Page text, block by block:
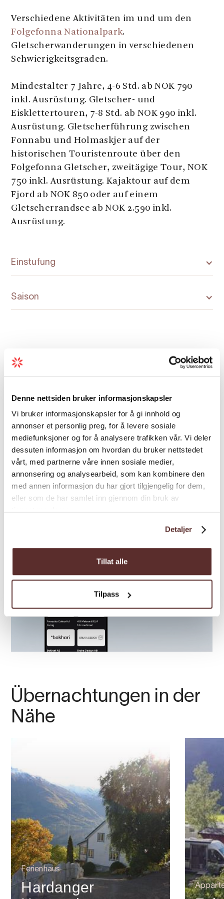
Denne nettsiden bruker informasjonskapsler
Vi bruker informasjonskapsler for å gi innhold og
annonser et personlig preg, for å levere sosiale
mediefunksjoner og for å analysere trafikken vår. Vi deler
dessuten informasjon om hvordan du bruker nettstedet
vårt, med partnerne våre innen sosiale medier,
annonsering og analysearbeid, som kan kombinere den
med annen informasjon du har gjort tilgjengelig for dem,
eller som de har samlet inn gjennom din bruk av
Detaljer
Tillat alle
Tilpass
Verschiedene Aktivitäten im und um den
Folgefonna Nationalpark.
Gletscherwanderungen in verschiedenen
Schwierigkeitsgraden.
Mindestalter 7 Jahre, 4-6 Std. ab NOK 790
inkl. Ausrüstung. Gletscher- und
Eisklettertouren, 7-8 Std. ab NOK 990 inkl.
Ausrüstung. Gletscherführung zwischen
Fonnabu und Holmaskjer auf der
historischen Touristenroute über den
Folgefonna Gletscher, zweitägige Tour, NOK
750 inkl. Ausrüstung. Kajaktour auf dem
Fjord ab NOK 850 oder auf einem
Gletscherrandsee ab NOK 2.590 inkl.
Ausrüstung.
Einstufung
Saison
Übernachtungen in der
Nähe
Ferienhaus
Hardanger